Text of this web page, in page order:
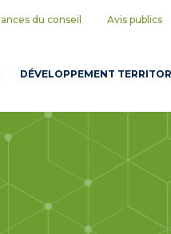
du conseil Avis publics
DÉVELOPPEMENT